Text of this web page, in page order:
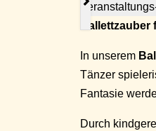
In unserem
Tänzer
Fantasie
Durch